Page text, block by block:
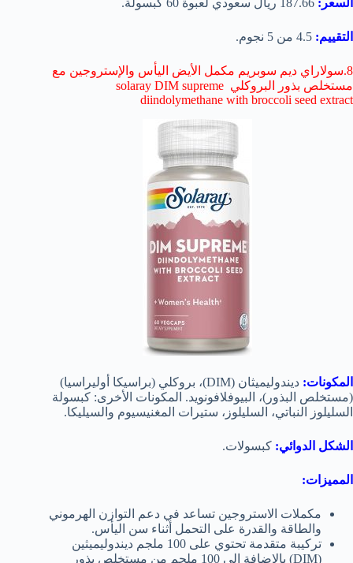
السعر:
التقييم: 4.5 من 5 نجوم.
8.سولاراي ديم سوبريم مكمل الأيض اليأس والإستروجين مع
مستخلص بذور البروكلي solaray DIM supreme
diindolymethane with broccoli seed extract
المكونات:
ديندوليميثان (DIM)، بروكلي (براسيكا أوليراسيا)
(مستخلص البذور)، البيوفلافونويد. المكونات الأخرى: كبسولة
السليلوز النباتي، السليلوز، ستيرات المغنيسيوم والسيليكا.
الشكل الدوائي: كبسولات.
المميزات:
مكملات الاستروجين تساعد في دعم التوازن الهرموني
والطاقة والقدرة على التحمل أثناء سن اليأس.
تركيبة متقدمة تحتوي على 100 ملجم ديندوليميثين
(DIM) بالإضافة إلى 100 ملجم من مستخلص بذور